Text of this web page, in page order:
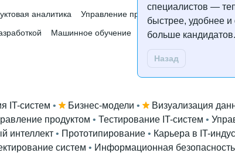
специалистов —
быстрее, удобнее и
больше кандидатов.
Назад
при правительстве РФ
аналитика Управление продуктами
Управление
Машинное обучение Компьютерное зрение
IT-систем • Бизнес-модели • Визуализация
продуктом • Тестирование IT-систем •
интеллект • Прототипирование • Карьера в IT-
систем • Информационная безопасность